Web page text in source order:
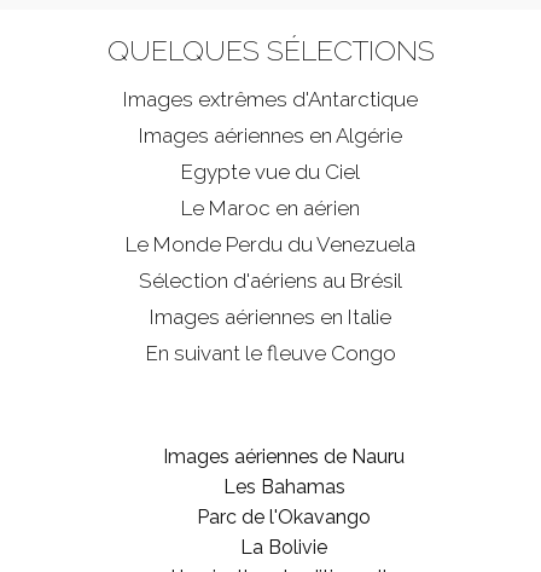
QUELQUES SÉLECTIONS
Images extrêmes d'Antarctique
Images aériennes en Algérie
Egypte vue du Ciel
Le Maroc en aérien
Le Monde Perdu du Venezuela
Sélection d'aériens au Brésil
Images aériennes en Italie
En suivant le fleuve Congo
Images aériennes de Nauru
Les Bahamas
Parc de l'Okavango
La Bolivie